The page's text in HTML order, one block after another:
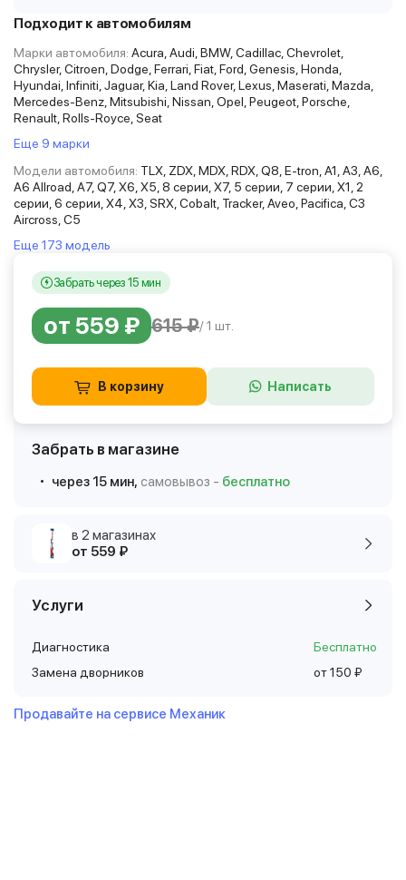
Подходит к автомобилям
Марки автомобиля: Acura, Audi, BMW, Cadillac, Chevrolet,
Chrysler, Citroen, Dodge, Ferrari, Fiat, Ford, Genesis, Honda,
Hyundai, Infiniti, Jaguar, Kia, Land Rover, Lexus, Maserati, Mazda,
Mercedes-Benz, Mitsubishi, Nissan, Opel, Peugeot, Porsche,
Renault, Rolls-Royce, Seat
Еще 9 марки
Модели автомобиля: TLX, ZDX, MDX, RDX, Q8, E-tron, A1, A3, A6,
A6 Allroad, A7, Q7, X6, X5, 8 серии, X7, 5 серии, 7 серии, X1, 2
серии, 6 серии, X4, X3, SRX, Cobalt, Tracker, Aveo, Pacifica, C3
Aircross, C5
Еще 173 модель
Забрать через 15 мин
от 559 ₽ 615 ₽/ 1 шт.
В корзину Написать
Забрать в магазине
через 15 мин, самовывоз - бесплатно
в 2 магазинах
от 559 ₽
Услуги
Диагностика
Бесплатно
Замена дворников
от 150 ₽
Продавайте на сервисе Механик